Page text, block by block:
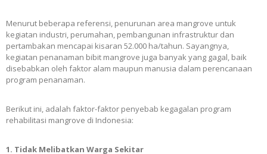
Menurut beberapa referensi, penurunan area mangrove untuk
kegiatan industri, perumahan, pembangunan infrastruktur dan
pertambakan mencapai kisaran 52.000 ha/tahun. Sayangnya,
kegiatan penanaman bibit mangrove juga banyak yang gagal, baik
disebabkan oleh faktor alam maupun manusia dalam perencanaan
program penanaman.
Berikut ini, adalah faktor-faktor penyebab kegagalan program
rehabilitasi mangrove di Indonesia:
1. Tidak Melibatkan Warga Sekitar